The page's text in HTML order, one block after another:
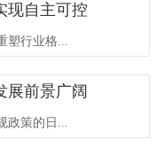
现自主可控
塑行业格...
展前景广阔
政策的日...